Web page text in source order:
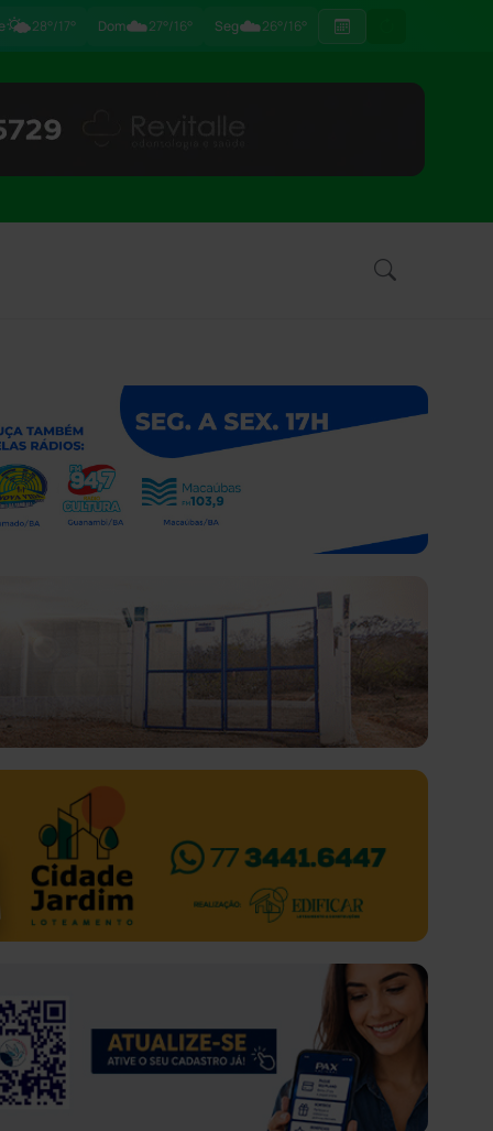
🌤️28°/17° Dom☁️27°/16° Seg☁️26°/16°